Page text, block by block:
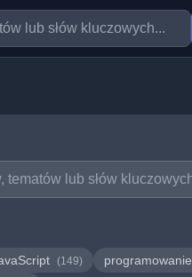
(149) programowanie